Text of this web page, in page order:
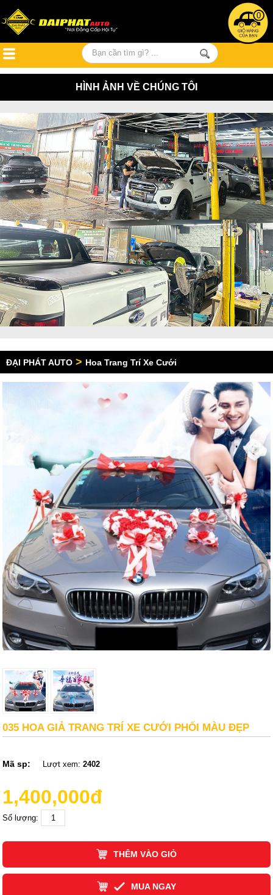
0
HÌNH ẢNH VỀ CHÚNG TÔI
ĐẠI PHÁT AUTO > Hoa Trang Trí Xe Cưới
035 HOA GIẢ TRANG TRÍ XE CƯỚI PHỐI MÀU ĐẸP
Mã sp: Lượt xem:2402
1,400,000đ
Số lượng:
THÊM VÀO GIỎ
MUA NGAY